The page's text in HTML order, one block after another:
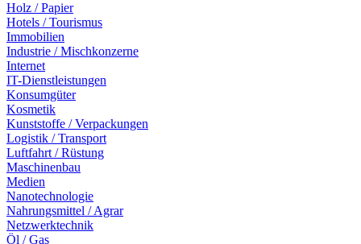
Holz / Papier
Hotels / Tourismus
Immobilien
Industrie / Mischkonzerne
Internet
IT-Dienstleistungen
Konsumgüter
Kosmetik
Kunststoffe / Verpackungen
Logistik / Transport
Luftfahrt / Rüstung
Maschinenbau
Medien
Nanotechnologie
Nahrungsmittel / Agrar
Netzwerktechnik
Öl / Gas